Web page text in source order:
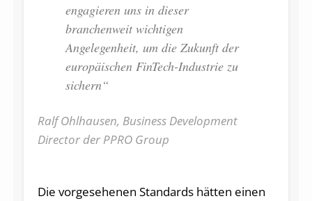
engagieren uns in dieser
branchenweit wichtigen
Angelegenheit, um die Zukunft der
europäischen FinTech-Industrie zu
sichern“
Ralf Ohlhausen, Business Development
Director der PPRO Group
Die vorgesehenen Standards hätten einen